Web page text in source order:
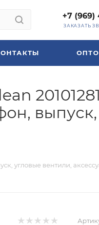
+7 (969)
ЗАКАЗАТЬ
угловые вентили,